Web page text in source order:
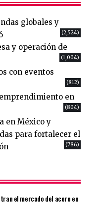
globales y
(2,524)
y operación de
(1,004)
con eventos
(812)
en
(804)
en México y
para fortalecer el
(786)
el mercado del acero en